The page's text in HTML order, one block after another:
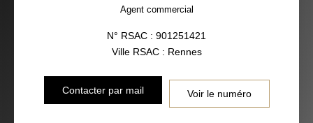
Agent commercial
N° RSAC : 901251421
Ville RSAC : Rennes
Contacter par mail Voir le numéro